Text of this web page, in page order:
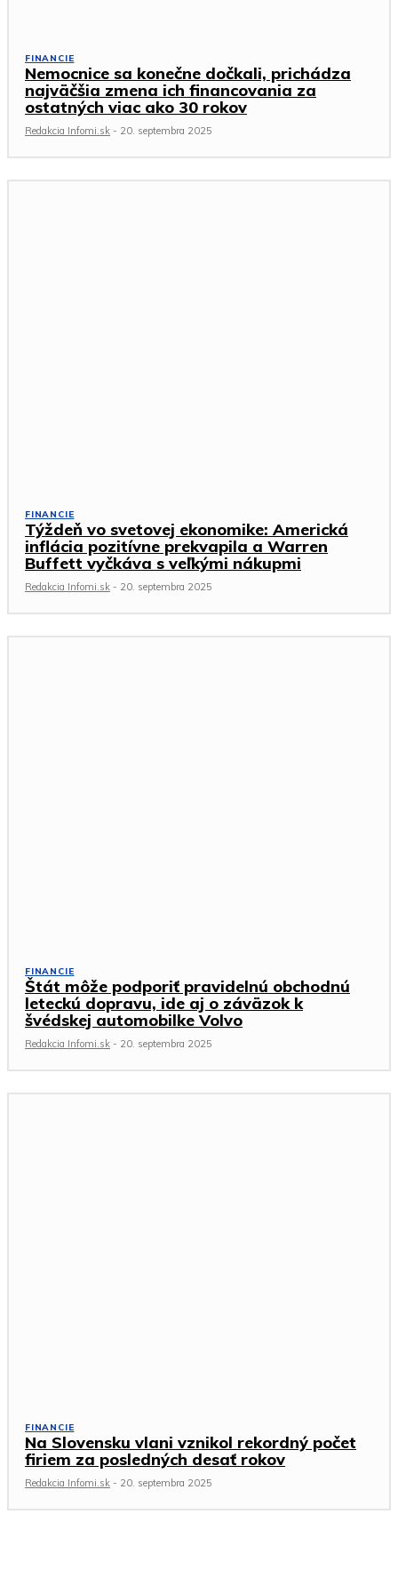
FINANCIE
Nemocnice sa konečne dočkali, prichádza
najväčšia zmena ich financovania za
ostatných viac ako 30 rokov
Redakcia Infomi.sk - 20. septembra 2025
FINANCIE
Týždeň vo svetovej ekonomike: Americká
inflácia pozitívne prekvapila a Warren
Buffett vyčkáva s veľkými nákupmi
Redakcia Infomi.sk - 20. septembra 2025
FINANCIE
Štát môže podporiť pravidelnú obchodnú
leteckú dopravu, ide aj o záväzok k
švédskej automobilke Volvo
Redakcia Infomi.sk - 20. septembra 2025
FINANCIE
Na Slovensku vlani vznikol rekordný počet
firiem za posledných desať rokov
Redakcia Infomi.sk - 20. septembra 2025